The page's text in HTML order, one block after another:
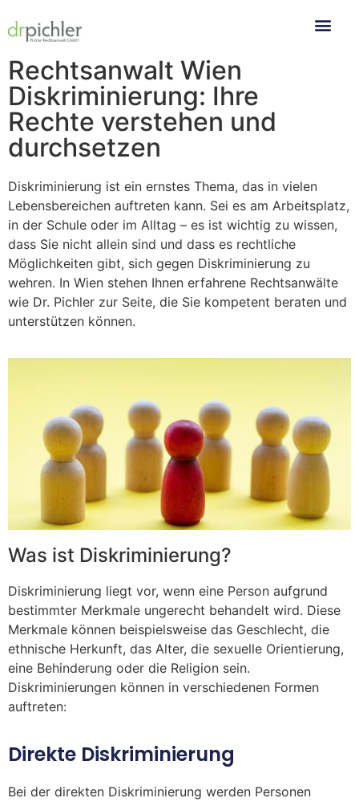
Rechtsanwalt Wien
Diskriminierung: Ihre
Rechte verstehen und
durchsetzen
Diskriminierung ist ein ernstes Thema, das in vielen
Lebensbereichen auftreten kann. Sei es am Arbeitsplatz,
in der Schule oder im Alltag – es ist wichtig zu wissen,
dass Sie nicht allein sind und dass es rechtliche
Möglichkeiten gibt, sich gegen Diskriminierung zu
wehren. In Wien stehen Ihnen erfahrene Rechtsanwälte
wie Dr. Pichler zur Seite, die Sie kompetent beraten und
unterstützen können.
Was ist Diskriminierung?
Diskriminierung liegt vor, wenn eine Person aufgrund
bestimmter Merkmale ungerecht behandelt wird. Diese
Merkmale können beispielsweise das Geschlecht, die
ethnische Herkunft, das Alter, die sexuelle Orientierung,
eine Behinderung oder die Religion sein.
Diskriminierungen können in verschiedenen Formen
auftreten:
Direkte Diskriminierung
Bei der direkten Diskriminierung werden Personen